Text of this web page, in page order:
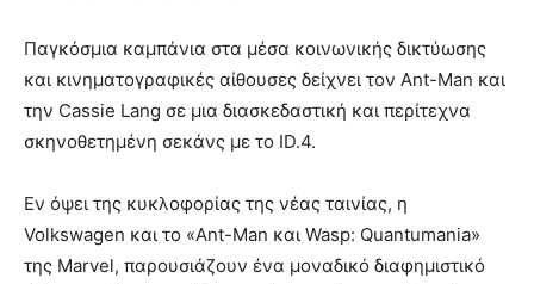
Παγκόσμια καμπάνια στα μέσα κοινωνικής δικτύωσης
και κινηματογραφικές αίθουσες δείχνει τον Ant-Man και
την Cassie Lang σε μια διασκεδαστική και περίτεχνα
σκηνοθετημένη σεκάνς με το ID.4.
Εν όψει της κυκλοφορίας της νέας ταινίας, η
Volkswagen και το «Ant-Man και Wasp: Quantumania»
της Marvel, παρουσιάζουν ένα μοναδικό διαφημιστικό